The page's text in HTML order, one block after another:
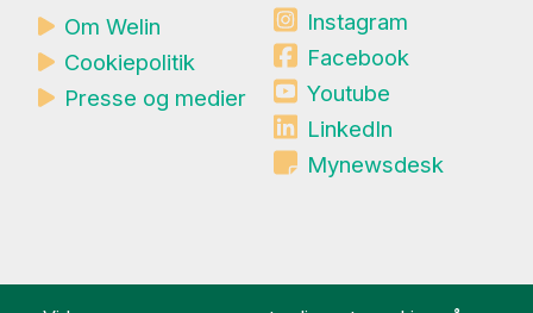
Om Welin
Cookiepolitik
Presse og medier
Instagram
Facebook
Youtube
LinkedIn
Mynewsdesk